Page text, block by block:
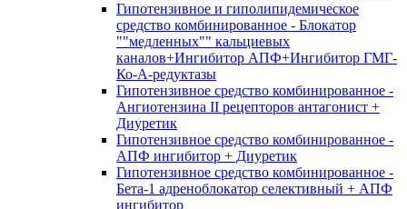
Гипотензивное и гиполипидемическое
средство комбинированное - Блокатор
""медленных"" кальциевых
каналов+Ингибитор АПФ+Ингибитор ГМГ-
Ко-А-редуктазы
Гипотензивное средство комбинированное -
Ангиотензина II рецепторов антагонист +
Диуретик
Гипотензивное средство комбинированное -
АПФ ингибитор + Диуретик
Гипотензивное средство комбинированное -
Бета-1 адреноблокатор селективный + АПФ
ингибитор